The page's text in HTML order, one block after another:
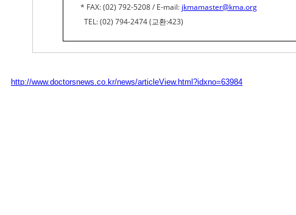
* FAX: (02) 792-5208 / E-mail: jkmamaster@kma.org
TEL: (02) 794-2474 (교환:423)
http://www.doctorsnews.co.kr/news/articleView.html?idxno=63984